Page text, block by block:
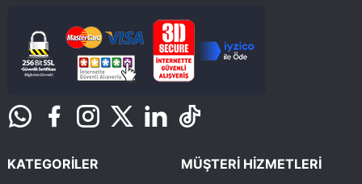
KATEGORİLER
MÜŞTERİ HİZMETLERİ